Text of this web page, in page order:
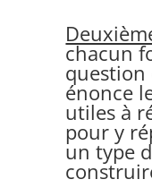
chacun
question
énonce
utiles à
pour y
un type